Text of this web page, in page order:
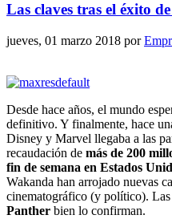
Las claves tras el éxito
jueves, 01 marzo 2018 por
Desde hace años, el mundo
definitivo. Y finalmente, hace
Disney y Marvel llegaba a las
recaudación de más de 200
fin de semana en Estados
Wakanda han arrojado nuevas
cinematográfico (y político). Las
Panther bien lo confirman.